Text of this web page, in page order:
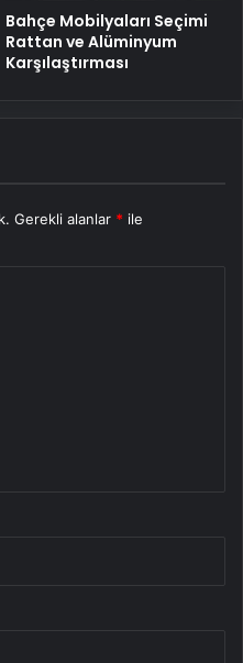
Bahçe Mobilyaları Seçimi
Rattan ve Alüminyum
Karşılaştırması
Gerekli alanlar * ile